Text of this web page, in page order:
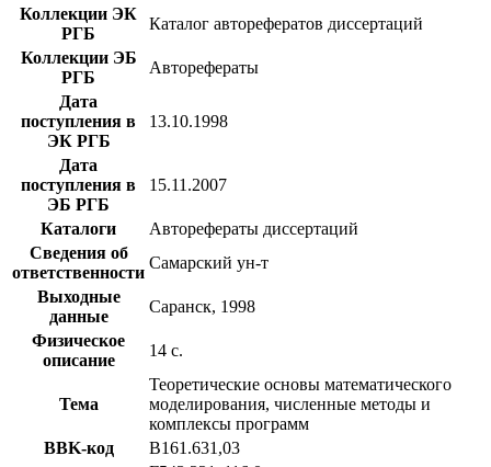
Коллекции ЭК
РГБ
Каталог авторефератов диссертаций
Коллекции ЭБ
РГБ
Авторефераты
Дата
поступления в
ЭК РГБ
13.10.1998
Дата
поступления в
ЭБ РГБ
15.11.2007
Каталоги
Авторефераты диссертаций
Сведения об
ответственности
Самарский ун-т
Выходные
данные
Саранск, 1998
Физическое
описание
14 с.
Тема
Теоретические основы математического
моделирования, численные методы и
комплексы программ
BBK-код
В161.631,03